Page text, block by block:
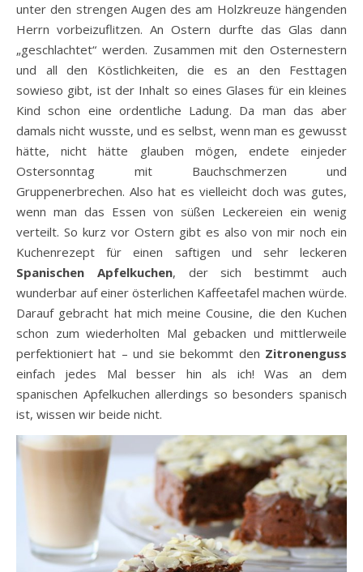
unter den strengen Augen des am Holzkreuze hängenden
Herrn vorbeizuflitzen. An Ostern durfte das Glas dann
„geschlachtet“ werden. Zusammen mit den Osternestern
und all den Köstlichkeiten, die es an den Festtagen
sowieso gibt, ist der Inhalt so eines Glases für ein kleines
Kind schon eine ordentliche Ladung. Da man das aber
damals nicht wusste, und es selbst, wenn man es gewusst
hätte, nicht hätte glauben mögen, endete einjeder
Ostersonntag mit Bauchschmerzen und
Gruppenerbrechen. Also hat es vielleicht doch was gutes,
wenn man das Essen von süßen Leckereien ein wenig
verteilt. So kurz vor Ostern gibt es also von mir noch ein
Kuchenrezept für einen saftigen und sehr leckeren
Spanischen Apfelkuchen, der sich bestimmt auch
wunderbar auf einer österlichen Kaffeetafel machen würde.
Darauf gebracht hat mich meine Cousine, die den Kuchen
schon zum wiederholten Mal gebacken und mittlerweile
perfektioniert hat – und sie bekommt den Zitronenguss
einfach jedes Mal besser hin als ich! Was an dem
spanischen Apfelkuchen allerdings so besonders spanisch
ist, wissen wir beide nicht.